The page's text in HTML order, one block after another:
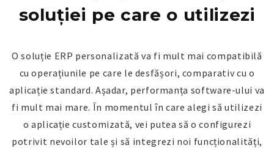
soluției pe care o utilizezi
O soluție ERP personalizată va fi mult mai compatibilă
cu operațiunile pe care le desfășori, comparativ cu o
aplicație standard. Așadar, performanța software-ului va
fi mult mai mare. În momentul în care alegi să utilizezi
o aplicație customizată, vei putea să o configurezi
potrivit nevoilor tale și să integrezi noi funcționalități,